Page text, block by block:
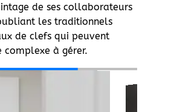
de ses collaborateurs
les traditionnels
de clefs qui peuvent
complexe à gérer.